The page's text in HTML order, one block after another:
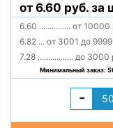
от 6.60 руб. за
6.60 ............... от 10000
6.82 ... от 3001 до
7.28 ................. до 3000
Минимальный заказ:
-